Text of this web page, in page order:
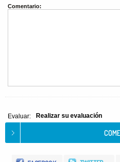
Comentario:
Evaluar: Realizar su evaluación